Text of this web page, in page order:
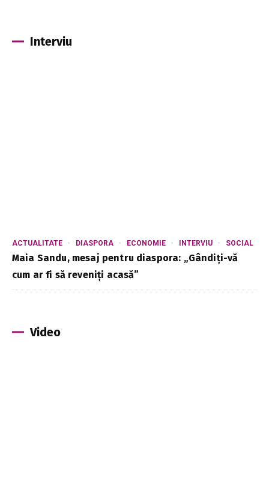
Interviu
ACTUALITATE DIASPORA ECONOMIE INTERVIU SOCIAL
Maia Sandu, mesaj pentru diaspora: „Gândiți-vă
cum ar fi să reveniți acasă”
Video